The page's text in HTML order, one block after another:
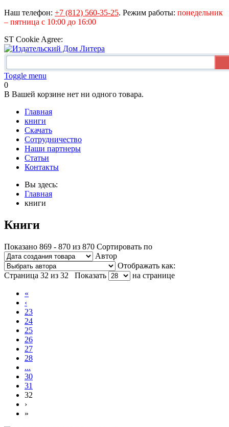
Наш телефон: +7 (812) 560-35-25. Режим работы: понедельник
– пятница с 10:00 до 16:00
ST Cookie Agree:
Toggle menu
0
В Вашей корзине нет ни одного товара.
Главная
книги
Скачать
Сотрудничество
Наши партнеры
Статьи
Контакты
Вы здесь:
Главная
книги
Книги
Показано 869 - 870 из 870 Сортировать по
Автор
Отображать как:
Страница 32 из 32
Показать на странице
«
‹
23
24
25
26
27
28
...
30
31
32
›
»